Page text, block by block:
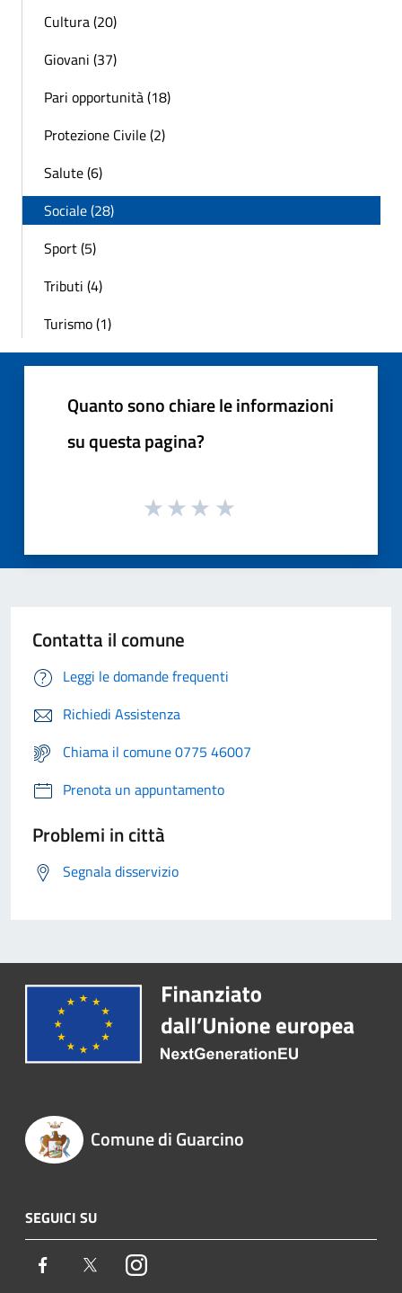
Cultura (20)
Giovani (37)
Pari opportunità (18)
Protezione Civile (2)
Salute (6)
Sociale (28)
Sport (5)
Tributi (4)
Turismo (1)
Quanto sono chiare le informazioni
su questa pagina?
Contatta il comune
Leggi le domande frequenti
Richiedi Assistenza
Chiama il comune 0775 46007
Prenota un appuntamento
Problemi in città
Segnala disservizio
Comune di Guarcino
SEGUICI SU
Facebook TwitterInstagram